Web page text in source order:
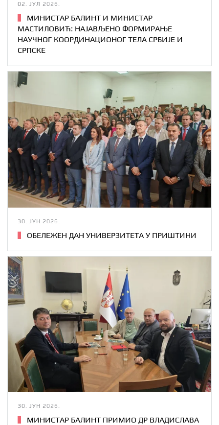
02. ЈУЛ 2026.
МИНИСТАР БАЛИНТ И МИНИСТАР
МАСТИЛОВИЋ: НАЈАВЉЕНО ФОРМИРАЊЕ
НАУЧНОГ КООРДИНАЦИОНОГ ТЕЛА СРБИЈЕ И
СРПСКЕ
30. ЈУН 2026.
ОБЕЛЕЖЕН ДАН УНИВЕРЗИТЕТА У ПРИШТИНИ
30. ЈУН 2026.
МИНИСТАР БАЛИНТ ПРИМИО ДР ВЛАДИСЛАВА